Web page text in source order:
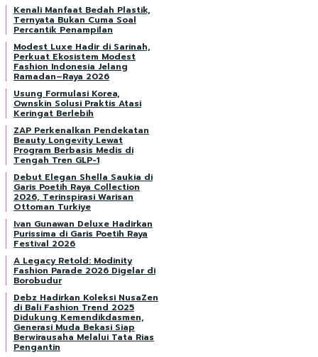
Kenali Manfaat Bedah Plastik,
Ternyata Bukan Cuma Soal
Percantik Penampilan
Modest Luxe Hadir di Sarinah,
Perkuat Ekosistem Modest
Fashion Indonesia Jelang
Ramadan–Raya 2026
Usung Formulasi Korea,
Ownskin Solusi Praktis Atasi
Keringat Berlebih
ZAP Perkenalkan Pendekatan
Beauty Longevity Lewat
Program Berbasis Medis di
Tengah Tren GLP-1
Debut Elegan Shella Saukia di
Garis Poetih Raya Collection
2026, Terinspirasi Warisan
Ottoman Turkiye
Ivan Gunawan Deluxe Hadirkan
Purissima di Garis Poetih Raya
Festival 2026
A Legacy Retold: Modinity
Fashion Parade 2026 Digelar di
Borobudur
Debz Hadirkan Koleksi NusaZen
di Bali Fashion Trend 2025
Didukung Kemendikdasmen,
Generasi Muda Bekasi Siap
Berwirausaha Melalui Tata Rias
Pengantin